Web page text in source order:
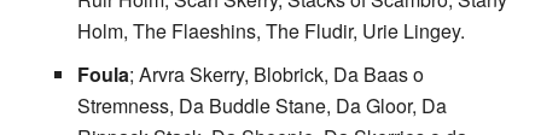
Holm, The Flaeshins, The Fludir, Urie Lingey.
Foula; Arvra Skerry, Blobrick, Da Baas o
Stremness, Da Buddle Stane, Da Gloor, Da